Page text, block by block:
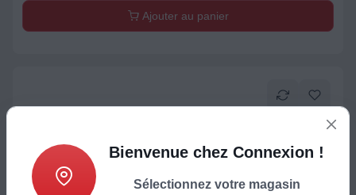
Ajouter au panier
Bienvenue chez Connexion !
Sélectionnez votre magasin